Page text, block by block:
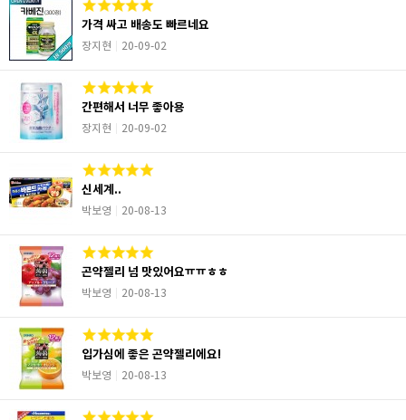
가격 싸고 배송도 빠르네요
장지현 20-09-02
간편해서 너무 좋아용
장지현 20-09-02
신세계..
박보영 20-08-13
곤약젤리 넘 맛있어요ㅠㅠㅎㅎ
박보영 20-08-13
입가심에 좋은 곤약젤리에요!
박보영 20-08-13